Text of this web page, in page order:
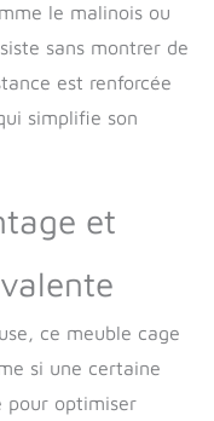
le malinois ou
sans montrer de
est renforcée
simplifie son
et
ce meuble cage
si une certaine
pour optimiser